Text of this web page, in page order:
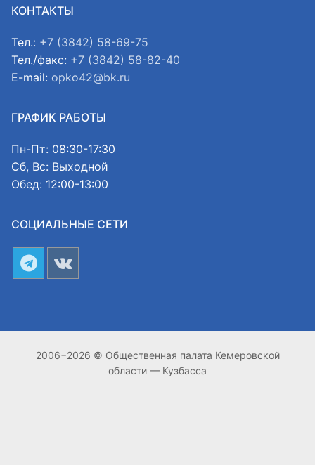
КОНТАКТЫ
Тел.: +7 (3842) 58-69-75
Тел./факс: +7 (3842) 58-82-40
E-mail: opko42@bk.ru
ГРАФИК РАБОТЫ
Пн-Пт: 08:30-17:30
Сб, Вс: Выходной
Обед: 12:00-13:00
СОЦИАЛЬНЫЕ СЕТИ
2006−2026 © Общественная палата Кемеровской
области — Кузбасса